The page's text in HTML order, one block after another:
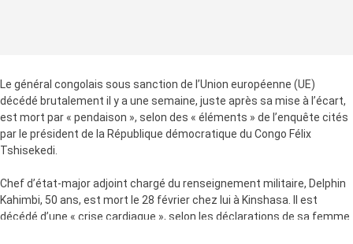
Le général congolais sous sanction de l’Union européenne (UE)
décédé brutalement il y a une semaine, juste après sa mise à l’écart,
est mort par « pendaison », selon des « éléments » de l’enquête cités
par le président de la République démocratique du Congo Félix
Tshisekedi.
Chef d’état-major adjoint chargé du renseignement militaire, Delphin
Kahimbi, 50 ans, est mort le 28 février chez lui à Kinshasa. Il est
décédé d’une « crise cardiaque », selon les déclarations de sa femme